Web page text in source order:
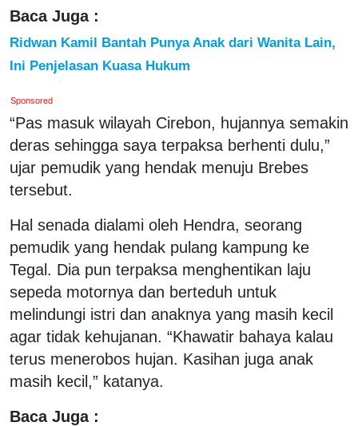
Baca Juga :
Ridwan Kamil Bantah Punya Anak dari Wanita Lain,
Ini Penjelasan Kuasa Hukum
Sponsored
“Pas masuk wilayah Cirebon, hujannya semakin
deras sehingga saya terpaksa berhenti dulu,”
ujar pemudik yang hendak menuju Brebes
tersebut.
Hal senada dialami oleh Hendra, seorang
pemudik yang hendak pulang kampung ke
Tegal. Dia pun terpaksa menghentikan laju
sepeda motornya dan berteduh untuk
melindungi istri dan anaknya yang masih kecil
agar tidak kehujanan. “Khawatir bahaya kalau
terus menerobos hujan. Kasihan juga anak
masih kecil,” katanya.
Baca Juga :